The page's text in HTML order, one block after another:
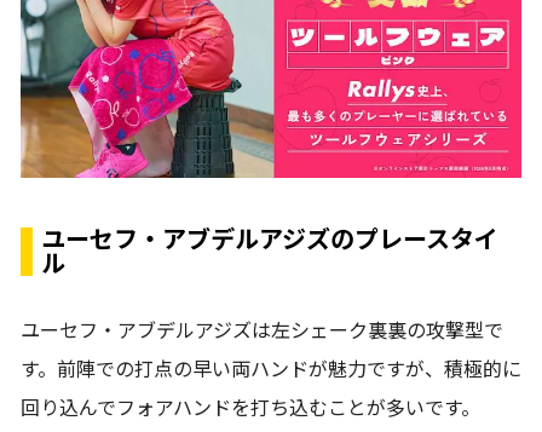
ユーセフ・アブデルアジズのプレースタイ
ル
ユーセフ・アブデルアジズは左シェーク裏裏の攻撃型で
す。前陣での打点の早い両ハンドが魅力ですが、積極的に
回り込んでフォアハンドを打ち込むことが多いです。